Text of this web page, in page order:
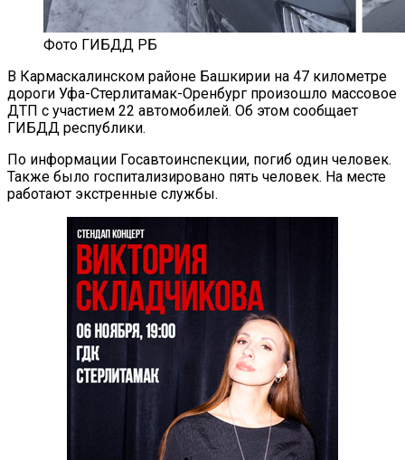
Фото ГИБДД РБ
В Кармаскалинском районе Башкирии на 47 километре
дороги Уфа-Стерлитамак-Оренбург произошло массовое
ДТП с участием 22 автомобилей. Об этом сообщает
ГИБДД республики.
По информации Госавтоинспекции, погиб один человек.
Также было госпитализировано пять человек. На месте
работают экстренные службы.